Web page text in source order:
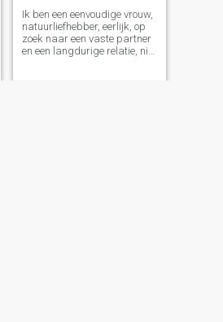
Ik ben een eenvoudige vrouw,
natuurliefhebber, eerlijk, op
zoek naar een vaste partner
en een langdurige relatie, niet